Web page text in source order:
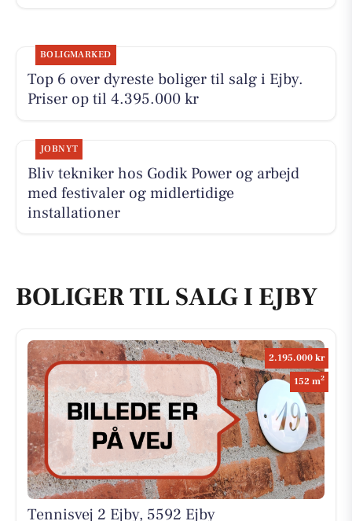
BOLIGMARKED
Top 6 over dyreste boliger til salg i Ejby.
Priser op til 4.395.000 kr
JOBNYT
Bliv tekniker hos Godik Power og arbejd
med festivaler og midlertidige
installationer
BOLIGER TIL SALG I EJBY
2.195.000 kr
152 m2
Tennisvej 2 Ejby, 5592 Ejby